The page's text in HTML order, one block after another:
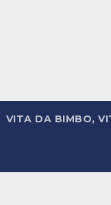
VITA DA BIMBO,